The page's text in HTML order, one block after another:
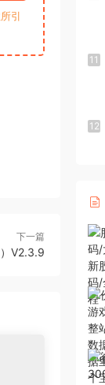
引
下一篇
V2.3.9
11
12